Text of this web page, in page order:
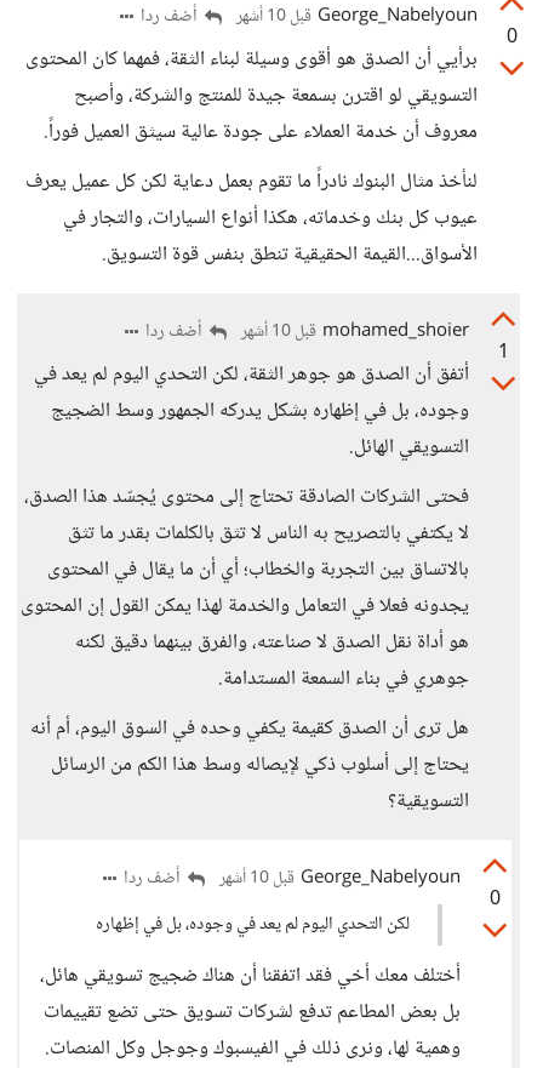
0
George_Nabelyoun قبل 10 أشهر أضف ردا
برأيي أن الصدق هو أقوى وسيلة لبناء الثقة، فمهما كان المحتوى
التسويقي لو اقترن بسمعة جيدة للمنتج والشركة، وأصبح
معروف أن خدمة العملاء على جودة عالية سيثق العميل فوراً.
لنأخذ مثال البنوك نادراً ما تقوم بعمل دعاية لكن كل عميل يعرف
عيوب كل بنك وخدماته، هكذا أنواع السيارات، والتجار في
الأسواق...القيمة الحقيقية تنطق بنفس قوة التسويق.
1
mohamed_shoier قبل 10 أشهر أضف ردا
أتفق أن الصدق هو جوهر الثقة، لكن التحدي اليوم لم يعد في
وجوده، بل في إظهاره بشكل يدركه الجمهور وسط الضجيج
التسويقي الهائل.
فحتى الشركات الصادقة تحتاج إلى محتوى يُجسّد هذا الصدق،
لا يكتفي بالتصريح به الناس لا تثق بالكلمات بقدر ما تثق
بالاتساق بين التجربة والخطاب؛ أي أن ما يقال في المحتوى
يجدونه فعلا في التعامل والخدمة لهذا يمكن القول إن المحتوى
هو أداة نقل الصدق لا صناعته، والفرق بينهما دقيق لكنه
جوهري في بناء السمعة المستدامة.
هل ترى أن الصدق كقيمة يكفي وحده في السوق اليوم، أم أنه
يحتاج إلى أسلوب ذكي لإيصاله وسط هذا الكم من الرسائل
التسويقية؟
0
George_Nabelyoun قبل 10 أشهر
أضف ردا
لكن التحدي اليوم لم يعد في وجوده، بل في إظهاره
أختلف معك أخي فقد اتفقنا أن هناك ضجيج تسويقي هائل،
بل بعض المطاعم تدفع لشركات تسويق حتى تضع تقييمات
وهمية لها، ونرى ذلك في الفيسبوك وجوجل وكل المنصات.